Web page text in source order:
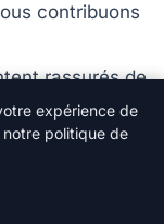
contribuons
rassurés de
qui
en
expérience de
politique de